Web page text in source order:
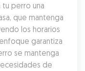
perro una
que mantenga
los horarios
garantiza
se mantenga
de